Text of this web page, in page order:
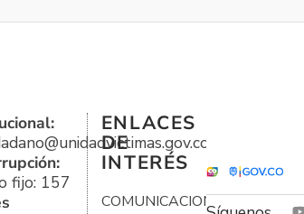
fijo: 157
ENLACES
DE
INTERÉS
COMUNICACIONES